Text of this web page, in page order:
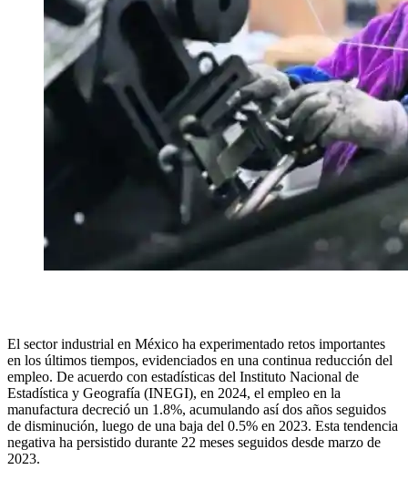
El sector industrial en México ha experimentado retos importantes
en los últimos tiempos, evidenciados en una continua reducción del
empleo. De acuerdo con estadísticas del Instituto Nacional de
Estadística y Geografía (INEGI), en 2024, el empleo en la
manufactura decreció un 1.8%, acumulando así dos años seguidos
de disminución, luego de una baja del 0.5% en 2023. Esta tendencia
negativa ha persistido durante 22 meses seguidos desde marzo de
2023.